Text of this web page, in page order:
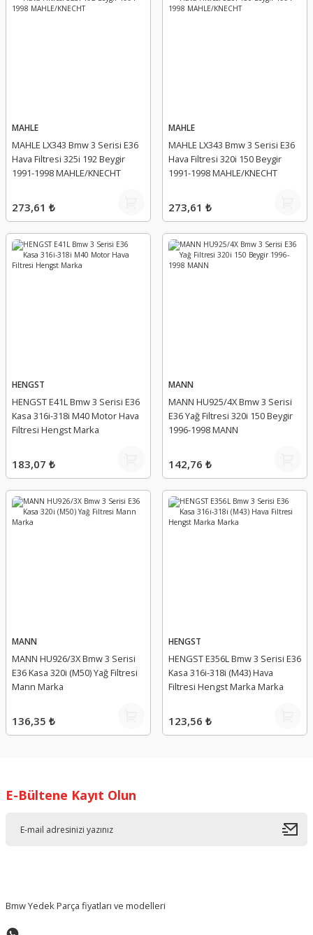
MAHLE
MAHLE LX343 Bmw 3 Serisi E36
Hava Filtresi 325i 192 Beygir
1991-1998 MAHLE/KNECHT
273,61 ₺
MAHLE
MAHLE LX343 Bmw 3 Serisi E36
Hava Filtresi 320i 150 Beygir
1991-1998 MAHLE/KNECHT
273,61 ₺
HENGST
HENGST E41L Bmw 3 Serisi E36
Kasa 316i-318i M40 Motor Hava
Filtresi Hengst Marka
183,07 ₺
MANN
MANN HU925/4X Bmw 3 Serisi
E36 Yağ Filtresi 320i 150 Beygir
1996-1998 MANN
142,76 ₺
MANN
MANN HU926/3X Bmw 3 Serisi
E36 Kasa 320i (M50) Yağ Filtresi
Mann Marka
136,35 ₺
HENGST
HENGST E356L Bmw 3 Serisi E36
Kasa 316i-318i (M43) Hava
Filtresi Hengst Marka Marka
123,56 ₺
E-Bültene Kayıt Olun
Bmw Yedek Parça fiyatları ve modelleri